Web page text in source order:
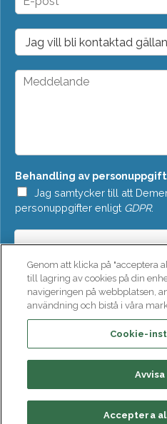
p
o
t
*
D
o
p
M
a
d
e
*
Behandling av
Jag samtycker till att
personuppgifter enligt GDPR.
Genom att klicka på "acceptera
till lagring av cookies på din
navigeringen på webbplatsen,
användning och bistå i våra
Cookie-
Acceptera